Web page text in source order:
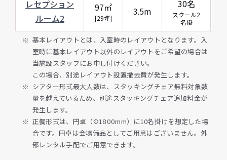
レセプション
ルーム2
97㎡
[29坪]
3.5m
30名
スクール2
名掛
基本レイアウトとは、入室時のレイアウトとなります。入
室時に基本レイアウト以外のレイアウトをご希望の場合は
当施設スタッフにお申し付けください。
この場合、別途レイアウト設置撤去費が発生します。
シアター形式最大人数は、スタッキングチェア無料対象数
量を越えているため、別途スタッキングチェア追加料金が
発生します。
正餐形式は、円卓（Φ1800mm）に10名掛けを想定した場
合です。円卓は会場備品としてご用意はございません。外
部レンタル手配でご用意できます。